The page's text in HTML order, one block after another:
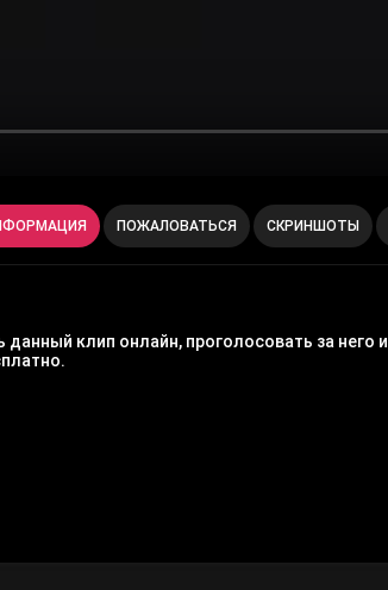
ПОЖАЛОВАТЬСЯ СКРИНШОТЫ
клип онлайн, проголосовать за него и